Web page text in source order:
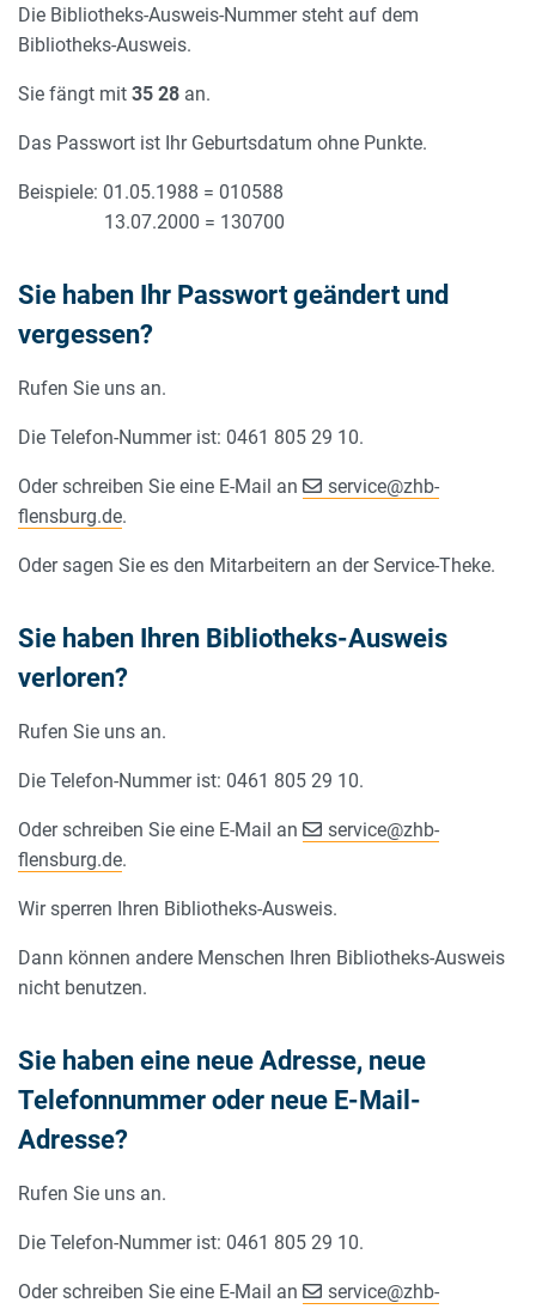
Die Bibliotheks-Ausweis-Nummer steht auf dem
Bibliotheks-Ausweis.
Sie fängt mit 35 28 an.
Das Passwort ist Ihr Geburtsdatum ohne Punkte.
Beispiele: 01.05.1988 = 010588
13.07.2000 = 130700
Sie haben Ihr Passwort geändert und
vergessen?
Rufen Sie uns an.
Die Telefon-Nummer ist: 0461 805 29 10.
Oder schreiben Sie eine E-Mail an service@zhb-
flensburg.de.
Oder sagen Sie es den Mitarbeitern an der Service-Theke.
Sie haben Ihren Bibliotheks-Ausweis
verloren?
Rufen Sie uns an.
Die Telefon-Nummer ist: 0461 805 29 10.
Oder schreiben Sie eine E-Mail an service@zhb-
flensburg.de.
Wir sperren Ihren Bibliotheks-Ausweis.
Dann können andere Menschen Ihren Bibliotheks-Ausweis
nicht benutzen.
Sie haben eine neue Adresse, neue
Telefonnummer oder neue E-Mail-
Adresse?
Rufen Sie uns an.
Die Telefon-Nummer ist: 0461 805 29 10.
Oder schreiben Sie eine E-Mail an service@zhb-